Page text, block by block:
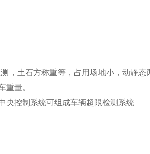
，土石方称重等，占用场地小，动静态
重量。
央控制系统可组成车辆超限检测系统